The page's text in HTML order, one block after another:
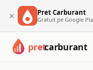
× Pret Carburant
Gratuit pe Google